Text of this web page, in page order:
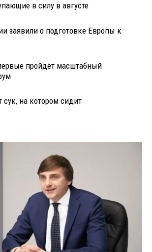
в силу в августе
заявили о подготовке Европы к
пройдёт масштабный
сук, на котором сидит